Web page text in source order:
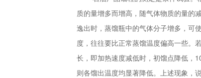
质的量增多而增高，随气体物质的量的
逸出时，蒸馏瓶中的气体分子增多，可
度，往往要比正常蒸馏温度偏高一些。
长，即加热速度减低时，初馏点降低，
则各馏出温度均显著降低。上述现象，